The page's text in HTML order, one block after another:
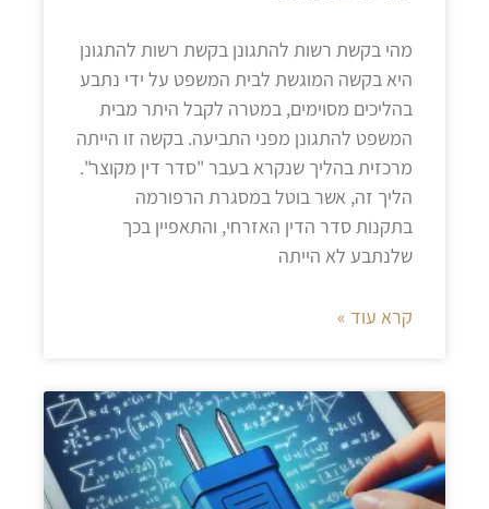
מהי בקשת רשות להתגונן בקשת רשות להתגונן
היא בקשה המוגשת לבית המשפט על ידי נתבע
בהליכים מסוימים, במטרה לקבל היתר מבית
המשפט להתגונן מפני התביעה. בקשה זו הייתה
מרכזית בהליך שנקרא בעבר "סדר דין מקוצר".
הליך זה, אשר בוטל במסגרת הרפורמה
בתקנות סדר הדין האזרחי, והתאפיין בכך
שלנתבע לא הייתה
קרא עוד »